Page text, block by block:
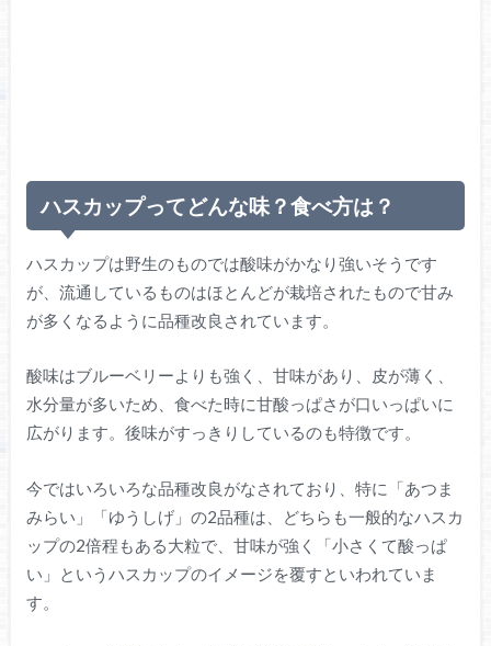
ハスカップってどんな味？食べ方は？
ハスカップは野生のものでは酸味がかなり強いそうです
が、流通しているものはほとんどが栽培されたもので甘み
が多くなるように品種改良されています。
酸味はブルーベリーよりも強く、甘味があり、皮が薄く、
水分量が多いため、食べた時に甘酸っぱさが口いっぱいに
広がります。後味がすっきりしているのも特徴です。
今ではいろいろな品種改良がなされており、特に「あつま
みらい」「ゆうしげ」の2品種は、どちらも一般的なハスカ
ップの2倍程もある大粒で、甘味が強く「小さくて酸っぱ
い」というハスカップのイメージを覆すといわれていま
す。